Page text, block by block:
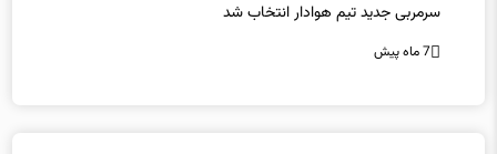
سرمربی جدید تیم هوادار انتخاب شد
7 ماه پیش